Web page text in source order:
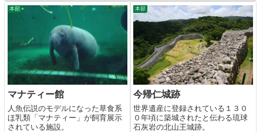
本部
マナティー館
人魚伝説のモデルになった草食系
ほ乳類「マナティー」が飼育展示
されている施設。
本部
今帰仁城跡
世界遺産に登録されている１３０
０年頃に築城されたと伝わる琉球
石灰岩の北山王城跡。